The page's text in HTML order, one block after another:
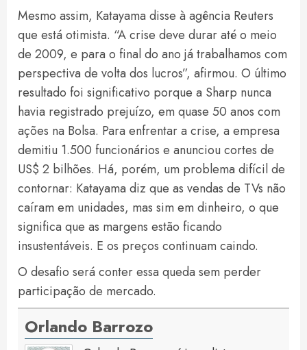
Mesmo assim, Katayama disse à agência Reuters
que está otimista. “A crise deve durar até o meio
de 2009, e para o final do ano já trabalhamos com
perspectiva de volta dos lucros”, afirmou. O último
resultado foi significativo porque a Sharp nunca
havia registrado prejuízo, em quase 50 anos com
ações na Bolsa. Para enfrentar a crise, a empresa
demitiu 1.500 funcionários e anunciou cortes de
US$ 2 bilhões. Há, porém, um problema difícil de
contornar: Katayama diz que as vendas de TVs não
caíram em unidades, mas sim em dinheiro, o que
significa que as margens estão ficando
insustentáveis. E os preços continuam caindo.
O desafio será conter essa queda sem perder
participação de mercado.
Orlando Barrozo